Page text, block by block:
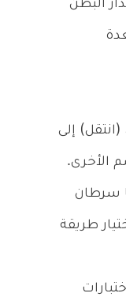
البطن
إلى
الأخرى.
سرطان
طريقة